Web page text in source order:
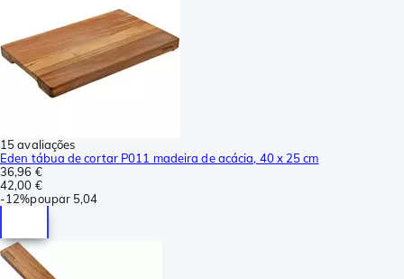
15 avaliações
Eden tábua de cortar P011 madeira de acácia, 40 x 25 cm
36,96 €
42,00 €
-12%poupar 5,04